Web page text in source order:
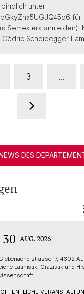
unter
für
Semesters anmelden)!
Cédric Scheidegger
3 ...
DES
30 AUG. 2026
17, 4302
Latinistik, Gräzistik und